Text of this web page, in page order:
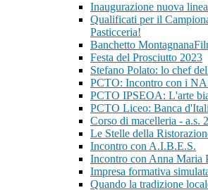
Inaugurazione nuova
Qualificati per il
Pasticceria!
Banchetto
Festa del Prosciutto 2023
Stefano Polato: lo chef
PCTO: Incontro con i
PCTO IPSEOA: L'arte
PCTO Liceo: Banca
Corso di macelleria - a.s.
Le Stelle della
Incontro con A.I.B.E.S.
Incontro con Anna Maria
Impresa formativa
Quando la tradizione